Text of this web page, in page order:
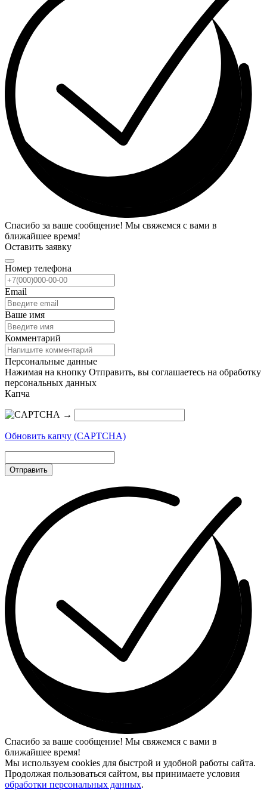
Спасибо за ваше сообщение! Мы свяжемся с вами в
ближайшее время!
Оставить заявку
Номер телефона
Email
Ваше имя
Комментарий
Персональные данные
Нажимая на кнопку Отправить, вы соглашаетесь на обработку
персональных данных
Капча
→
Обновить капчу (CAPTCHA)
Отправить
Спасибо за ваше сообщение! Мы свяжемся с вами в
ближайшее время!
Мы используем cookies для быстрой и удобной работы сайта.
Продолжая пользоваться сайтом, вы принимаете условия
обработки персональных данных.